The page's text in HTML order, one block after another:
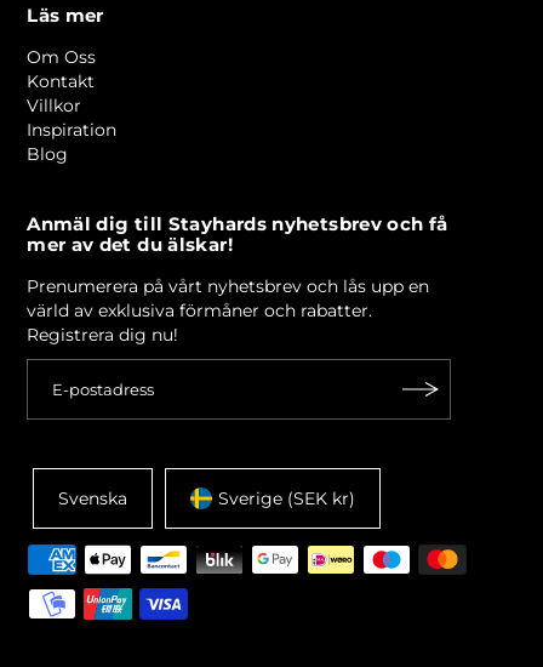
Läs mer
Om Oss
Kontakt
Villkor
Inspiration
Blog
Anmäl dig till Stayhards nyhetsbrev och få
mer av det du älskar!
Prenumerera på vårt nyhetsbrev och lås upp en
värld av exklusiva förmåner och rabatter.
Registrera dig nu!
Svenska Sverige (SEK kr)